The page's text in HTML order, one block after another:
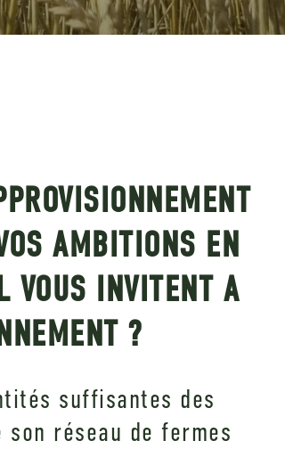
AMBITIONS EN
VOUS INVITENT A
?
suffisantes des
réseau de fermes